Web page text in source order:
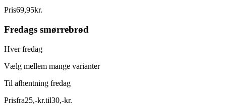
Pris69,95kr.
Fredags smørrebrød
Hver fredag
Vælg mellem mange varianter
Til afhentning fredag
Prisfra25,-kr.til30,-kr.